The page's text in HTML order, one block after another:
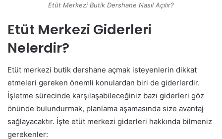
Etüt Merkezi Butik Dershane Nasıl Açılır?
Etüt Merkezi Giderleri
Nelerdir?
Etüt merkezi butik dershane açmak isteyenlerin dikkat
etmeleri gereken önemli konulardan biri de giderlerdir.
İşletme sürecinde karşılaşabileceğiniz bazı giderleri göz
önünde bulundurmak, planlama aşamasında size avantaj
sağlayacaktır. İşte etüt merkezi giderleri hakkında bilmeniz
gerekenler: